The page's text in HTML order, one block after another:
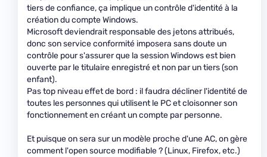
tiers de confiance, ça implique un contrôle d'identité à la
création du compte Windows.
Microsoft deviendrait responsable des jetons attribués,
donc son service conformité imposera sans doute un
contrôle pour s'assurer que la session Windows est bien
ouverte par le titulaire enregistré et non par un tiers (son
enfant).
Pas top niveau effet de bord : il faudra décliner l'identité de
toutes les personnes qui utilisent le PC et cloisonner son
fonctionnement en créant un compte par personne.
Et puisque on sera sur un modèle proche d'une AC, on gère
comment l'open source modifiable ? (Linux, Firefox, etc.)